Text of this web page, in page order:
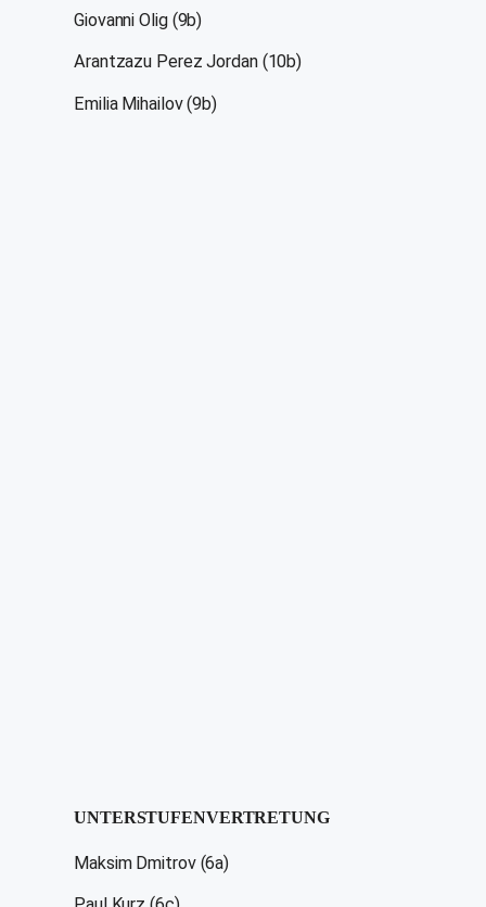
Giovanni Olig (9b)
Arantzazu Perez Jordan (10b)
Emilia Mihailov (9b)
UNTERSTUFENVERTRETUNG
Maksim Dmitrov (6a)